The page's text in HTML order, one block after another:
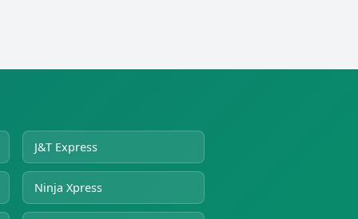
J&T Express
Ninja Xpress